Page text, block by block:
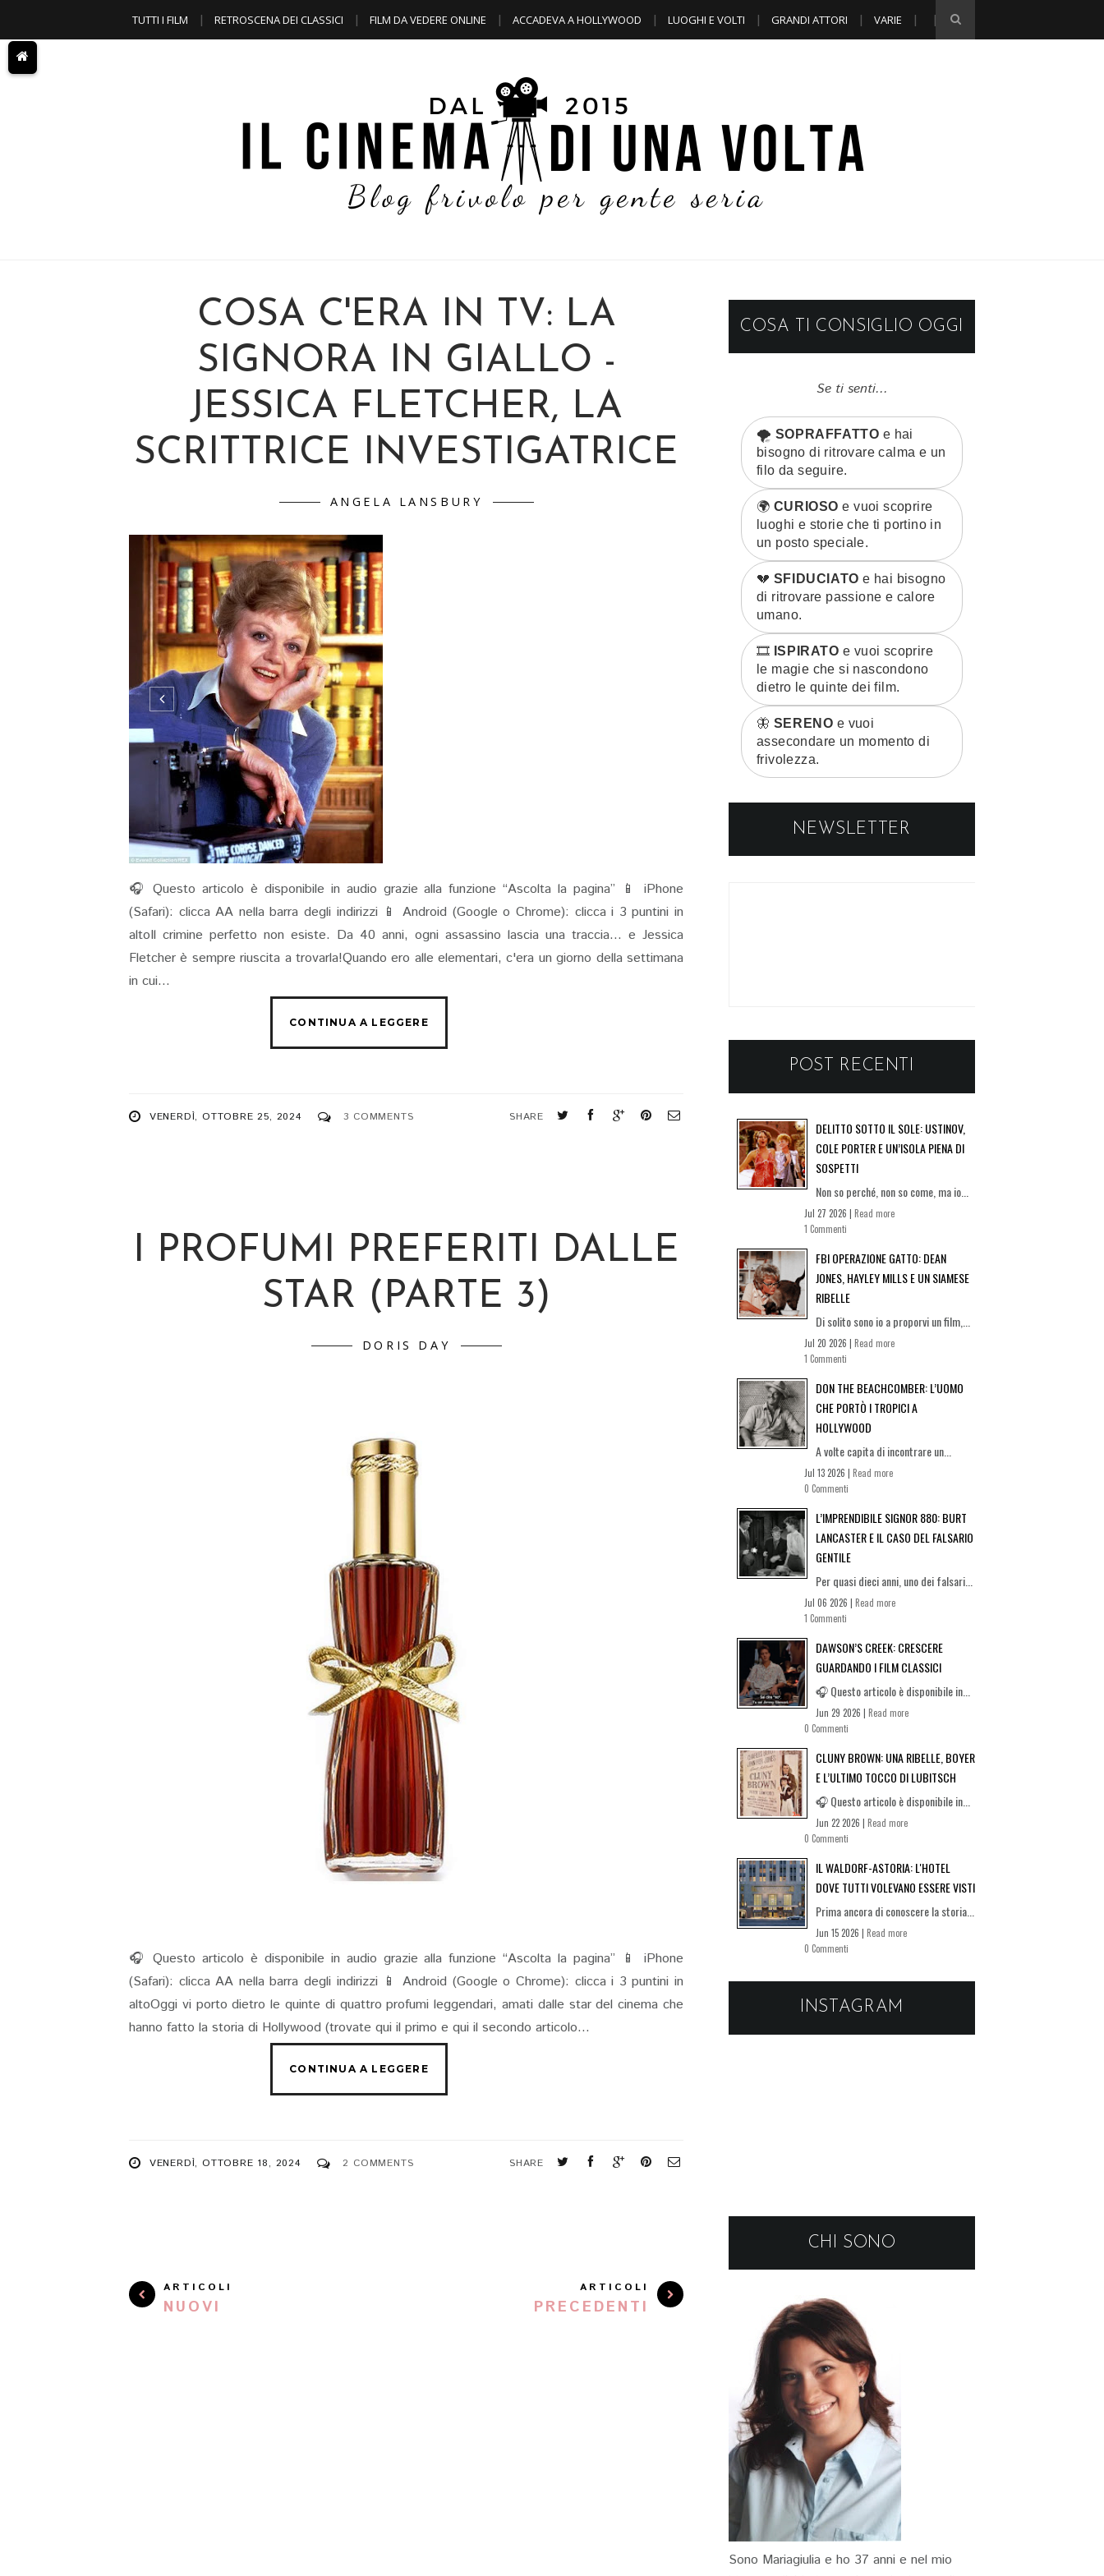
TUTTI I FILM RETROSCENA DEI CLASSICI FILM DA VEDERE ONLINE ACCADEVA A HOLLYWOOD LUOGHI E VOLTI GRANDI ATTORI VARIE
COSA C'ERA IN TV: LA
SIGNORA IN GIALLO -
JESSICA FLETCHER, LA
SCRITTRICE INVESTIGATRICE
ANGELA LANSBURY
🎧 Questo articolo è disponibile in audio grazie alla funzione “Ascolta la pagina” 📱 iPhone
(Safari): clicca AA nella barra degli indirizzi 📱 Android (Google o Chrome): clicca i 3 puntini in
altoIl crimine perfetto non esiste. Da 40 anni, ogni assassino lascia una traccia... e Jessica
Fletcher è sempre riuscita a trovarla!Quando ero alle elementari, c'era un giorno della settimana
in cui...
VENERDÌ, OTTOBRE 25, 2024 3 COMMENTS SHARE
I PROFUMI PREFERITI DALLE
STAR (PARTE 3)
DORIS DAY
🎧 Questo articolo è disponibile in audio grazie alla funzione “Ascolta la pagina” 📱 iPhone
(Safari): clicca AA nella barra degli indirizzi 📱 Android (Google o Chrome): clicca i 3 puntini in
altoOggi vi porto dietro le quinte di quattro profumi leggendari, amati dalle star del cinema che
hanno fatto la storia di Hollywood (trovate qui il primo e qui il secondo articolo...
VENERDÌ, OTTOBRE 18, 2024 2 COMMENTS SHARE
ARTICOLI
NUOVI
ARTICOLI
PRECEDENTI
COSA TI CONSIGLIO OGGI
Se ti senti...
🌪️ SOPRAFFATTO e hai
bisogno di ritrovare calma e un
filo da seguire.
🌍 CURIOSO e vuoi scoprire
luoghi e storie che ti portino in
un posto speciale.
💔 SFIDUCIATO e hai bisogno
di ritrovare passione e calore
umano.
🎞️ ISPIRATO e vuoi scoprire
le magie che si nascondono
dietro le quinte dei film.
🦋 SERENO e vuoi
assecondare un momento di
frivolezza.
NEWSLETTER
POST RECENTI
DELITTO SOTTO IL SOLE: USTINOV,
COLE PORTER E UN’ISOLA PIENA DI
SOSPETTI
Non so perché, non so come, ma io...
Jul 27 2026 | Read more
1 Commenti
FBI OPERAZIONE GATTO: DEAN
JONES, HAYLEY MILLS E UN SIAMESE
RIBELLE
Di solito sono io a proporvi un film,...
Jul 20 2026 | Read more
1 Commenti
DON THE BEACHCOMBER: L’UOMO
CHE PORTÒ I TROPICI A
HOLLYWOOD
A volte capita di incontrare un...
Jul 13 2026 | Read more
0 Commenti
L’IMPRENDIBILE SIGNOR 880: BURT
LANCASTER E IL CASO DEL FALSARIO
GENTILE
Per quasi dieci anni, uno dei falsari...
Jul 06 2026 | Read more
1 Commenti
DAWSON’S CREEK: CRESCERE
GUARDANDO I FILM CLASSICI
🎧 Questo articolo è disponibile in...
Jun 29 2026 | Read more
0 Commenti
CLUNY BROWN: UNA RIBELLE, BOYER
E L’ULTIMO TOCCO DI LUBITSCH
🎧 Questo articolo è disponibile in...
Jun 22 2026 | Read more
0 Commenti
IL WALDORF-ASTORIA: L'HOTEL
DOVE TUTTI VOLEVANO ESSERE VISTI
Prima ancora di conoscere la storia...
Jun 15 2026 | Read more
0 Commenti
INSTAGRAM
CHI SONO
Sono Mariagiulia e ho 37 anni e nel mio